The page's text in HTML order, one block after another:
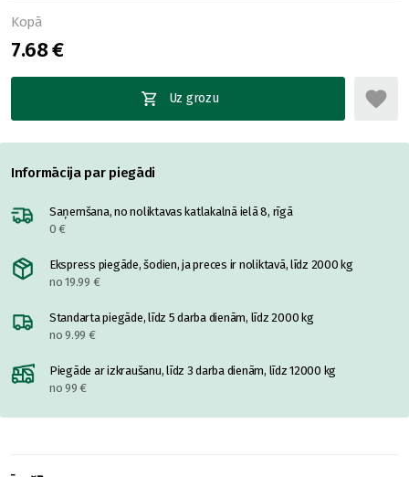
Kopā
7.68 €
Uz grozu
Informācija par piegādi
Saņemšana, no noliktavas katlakalnā ielā 8, rīgā
0 €
Ekspress piegāde, šodien, ja preces ir noliktavā, līdz 2000 kg
no 19.99 €
Standarta piegāde, līdz 5 darba dienām, līdz 2000 kg
no 9.99 €
Piegāde ar izkraušanu, līdz 3 darba dienām, līdz 12000 kg
no 99 €